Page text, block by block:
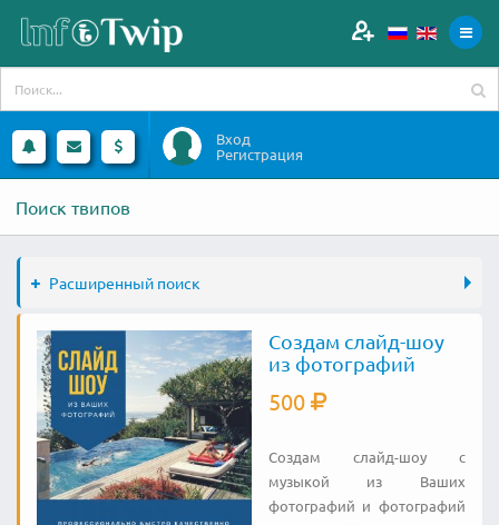
Вход
Регистрация
Поиск твипов
Расширенный поиск
Создам слайд-шоу
из фотографий
500
Создам слайд-шоу с
музыкой из Ваших
фотографий и фотографий